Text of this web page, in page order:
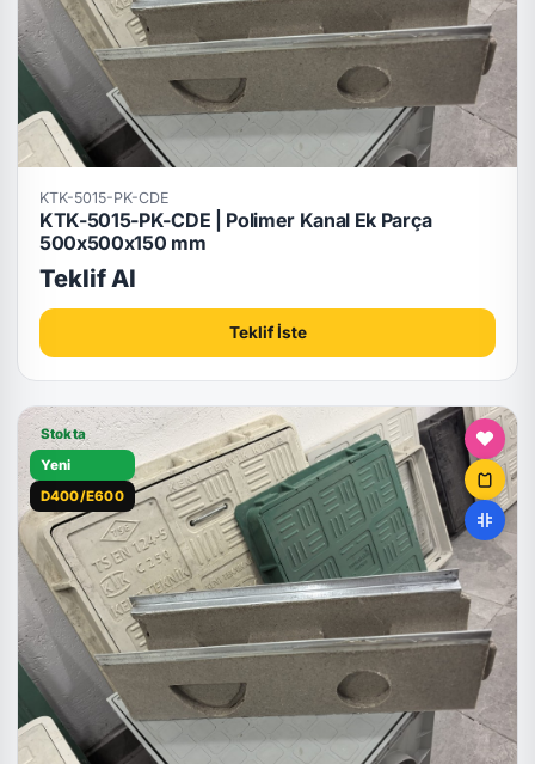
KTK-5015-PK-CDE
KTK-5015-PK-CDE | Polimer Kanal Ek Parça
500x500x150 mm
Teklif Al
Teklif İste
Stokta
Yeni
D400/E600